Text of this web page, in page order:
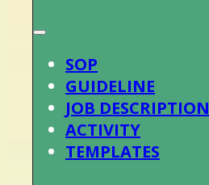
SOP
GUIDELINE
JOB DESCRIPTION
ACTIVITY
TEMPLATES